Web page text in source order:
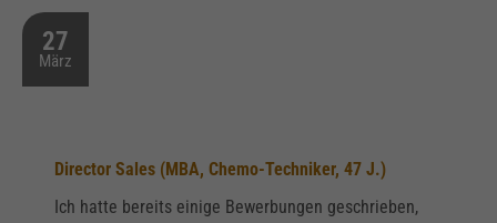
27
März
Director Sales (MBA, Chemo-Techniker, 47 J.)
Ich hatte bereits einige Bewerbungen geschrieben,